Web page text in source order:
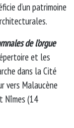
d’un patrimoine
de l’orgue
et les
dans la Cité
vers Malaucène
Nîmes (14